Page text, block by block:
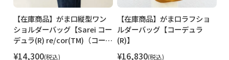
※10,000円以上ご購入頂いた場合は送料無料になります。
商品説明
たっぷり入る大容量。2WAYで使えるショルダーバッグ。
アクティブに活躍する、撥水加工を施した生地がポイント。
ベルトを外せば手提げバッグとしても使えるショルダーバッ
【在庫商品】がま口縦型ワン
ショルダーバッグ【Sarei コー
デュラ(R) re/cor(TM)（コーデ
¥14,300 税込
【在庫商品】がま口ラフショ
ルダーバッグ【コーデュラ
(R)】
¥16,830 税込